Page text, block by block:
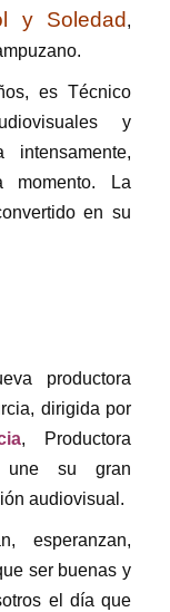
y Soledad ,
es Técnico
y
momento. La
en su
productora
dirigida por
, Productora
une su gran
audiovisual.
esperanzan,
ser buenas y
el día que